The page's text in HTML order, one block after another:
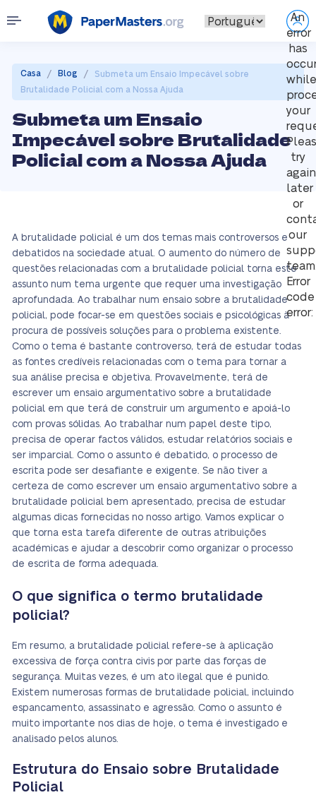
An
error
has
while
your
try
again
later
or
our
Error
code
error:
Casa / Blog /
Submeta um Ensaio Impecável sobre
Brutalidade Policial com a Nossa Ajuda
Submeta um Ensaio
Impecável sobre Brutalidade
Policial com a Nossa Ajuda
A brutalidade policial é um dos temas mais controversos e
debatidos na sociedade atual. O aumento do número de
questões relacionadas com a brutalidade policial torna este
assunto num tema urgente que requer uma investigação
aprofundada. Ao trabalhar num ensaio sobre a brutalidade
policial, pode focar-se em questões sociais e psicológicas à
procura de possíveis soluções para o problema existente.
Como o tema é bastante controverso, terá de estudar todas
as fontes credíveis relacionadas com o tema para tornar a
sua análise precisa e objetiva. Provavelmente, terá de
escrever um ensaio argumentativo sobre a brutalidade
policial em que terá de construir um argumento e apoiá-lo
com provas sólidas. Ao trabalhar num papel deste tipo,
precisa de operar factos válidos, estudar relatórios sociais e
ser imparcial. Como o assunto é debatido, o processo de
escrita pode ser desafiante e exigente. Se não tiver a
certeza de como escrever um ensaio argumentativo sobre a
brutalidade policial bem apresentado, precisa de estudar
algumas dicas fornecidas no nosso artigo. Vamos explicar o
que torna esta tarefa diferente de outras atribuições
académicas e ajudar a descobrir como organizar o processo
de escrita de forma adequada.
O que significa o termo brutalidade
policial?
Em resumo, a brutalidade policial refere-se à aplicação
excessiva de força contra civis por parte das forças de
segurança. Muitas vezes, é um ato ilegal que é punido.
Existem numerosas formas de brutalidade policial, incluindo
espancamento, assassinato e agressão. Como o assunto é
muito importante nos dias de hoje, o tema é investigado e
analisado pelos alunos.
Estrutura do Ensaio sobre Brutalidade
Policial